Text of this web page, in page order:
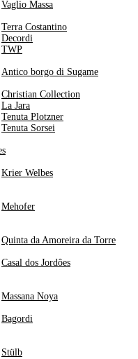
Vaglio Massa
Terra Costantino
Decordi
TWP
Antico borgo di Sugame
Christian Collection
La Jara
Tenuta Plotzner
Tenuta Sorsei
Krier Welbes
Mehofer
Quinta da Amoreira da Torre
Casal dos Jordôes
Massana Noya
Bagordi
Stülb